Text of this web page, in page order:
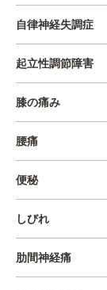
自律神経失調症
起立性調節障害
膝の痛み
腰痛
便秘
しびれ
肋間神経痛